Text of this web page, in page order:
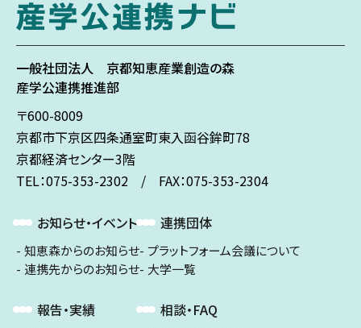
一般社団法人 京都知恵産業創造の森
産学公連携推進部
〒600-8009
京都市下京区四条通室町東入函谷鉾町78
京都経済センター3階
TEL：075-353-2302 / FAX：075-353-2304
お知らせ・イベント
知恵森からのお知らせ
連携先からのお知らせ
報告・実績
連携団体
プラットフォーム会議について
大学一覧
相談・FAQ